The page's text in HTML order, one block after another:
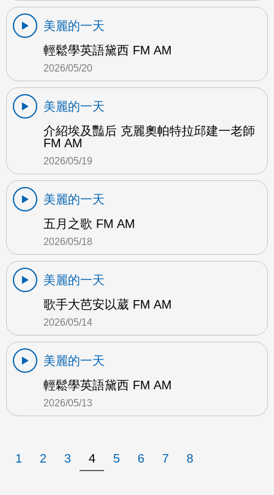
美麗的一天
輕鬆學英語黛西 FM AM
2026/05/20
美麗的一天
介紹埃及豔后 克麗奧帕特拉邱建一老師
FM AM
2026/05/19
美麗的一天
五月之歌 FM AM
2026/05/18
美麗的一天
歌手大芭安以葳 FM AM
2026/05/14
美麗的一天
輕鬆學英語黛西 FM AM
2026/05/13
1 2 3 4 5 6 7 8